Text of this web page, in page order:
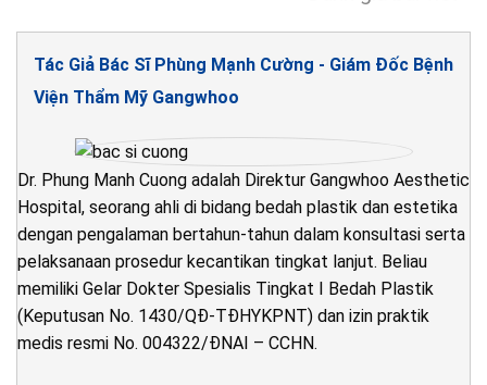
Tác Giả Bác Sĩ Phùng Mạnh Cường - Giám Đốc Bệnh
Viện Thẩm Mỹ Gangwhoo
Dr. Phung Manh Cuong adalah Direktur Gangwhoo Aesthetic
Hospital, seorang ahli di bidang bedah plastik dan estetika
dengan pengalaman bertahun-tahun dalam konsultasi serta
pelaksanaan prosedur kecantikan tingkat lanjut. Beliau
memiliki Gelar Dokter Spesialis Tingkat I Bedah Plastik
(Keputusan No. 1430/QĐ-TĐHYKPNT) dan izin praktik
medis resmi No. 004322/ĐNAI – CCHN.